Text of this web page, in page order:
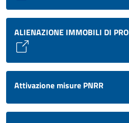
ALIENAZIONE IMMOBILI DI
Attivazione misure PNRR